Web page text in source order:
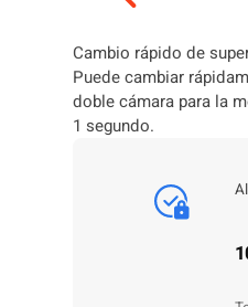
Cambio rápido de
Puede cambiar
doble cámara para la
1 segundo.